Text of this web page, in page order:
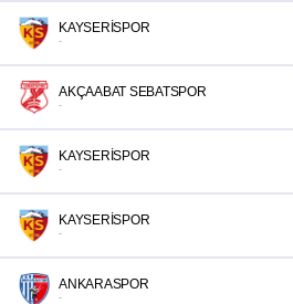
KAYSERİSPOR
-
AKÇAABAT SEBATSPOR
-
KAYSERİSPOR
-
KAYSERİSPOR
-
ANKARASPOR
-